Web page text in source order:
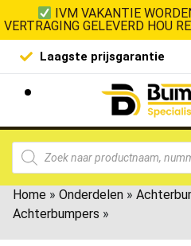
IVM VAKANTIE
VERTRAGING GELEVERD HOU
Laagste prijsgarantie
Home » Onderdelen »
Achterbumpers »